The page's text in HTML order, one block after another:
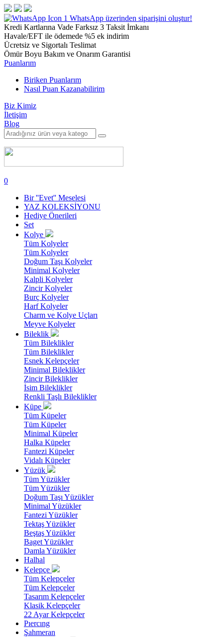
1 WhatsApp üzerinden siparişini oluştur!
Kredi Kartlarına Vade Farksız 3 Taksit İmkanı
Havale/EFT ile ödemede %5 ek indirim
Ücretsiz ve Sigortalı Teslimat
Ömür Boyu Bakım ve Onarım Garantisi
Puanlarım
Biriken Puanlarım
Nasıl Puan Kazanabilirim
Biz Kimiz
İletişim
Blog
0
Bir ''Evet'' Meselesi
YAZ KOLEKSİYONU
Hediye Önerileri
Set
Kolye
Tüm Kolyeler
Tüm Kolyeler
Doğum Taşı Kolyeler
Minimal Kolyeler
Kalpli Kolyeler
Zincir Kolyeler
Burç Kolyeler
Harf Kolyeler
Charm ve Kolye Uçları
Meyve Kolyeler
Bileklik
Tüm Bileklikler
Tüm Bileklikler
Esnek Kelepçeler
Minimal Bileklikler
Zincir Bileklikler
İsim Bileklikler
Renkli Taşlı Bileklikler
Küpe
Tüm Küpeler
Tüm Küpeler
Minimal Küpeler
Halka Küpeler
Fantezi Küpeler
Vidalı Küpeler
Yüzük
Tüm Yüzükler
Tüm Yüzükler
Doğum Taşı Yüzükler
Minimal Yüzükler
Fantezi Yüzükler
Tektaş Yüzükler
Beştaş Yüzükler
Baget Yüzükler
Damla Yüzükler
Halhal
Kelepçe
Tüm Kelepçeler
Tüm Kelepçeler
Tasarım Kelepçeler
Klasik Kelepçeler
22 Ayar Kelepçeler
Pıercıng
Şahmeran